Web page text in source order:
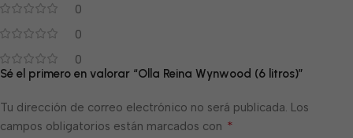
0
0
0
Sé el primero en valorar “Olla Reina Wynwood (6 litros)”
Tu dirección de correo electrónico no será publicada. Los
campos obligatorios están marcados con *